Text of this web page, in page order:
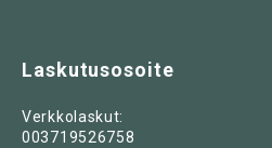
Laskutusosoite
Verkkolaskut:
003719526758